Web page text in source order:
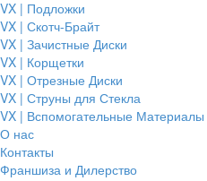
VX | Подложки
VX | Скотч-Брайт
VX | Зачистные Диски
VX | Корщетки
VX | Отрезные Диски
VX | Струны для Стекла
VX | Вспомогательные Материалы
О нас
Контакты
Франшиза и Дилерство